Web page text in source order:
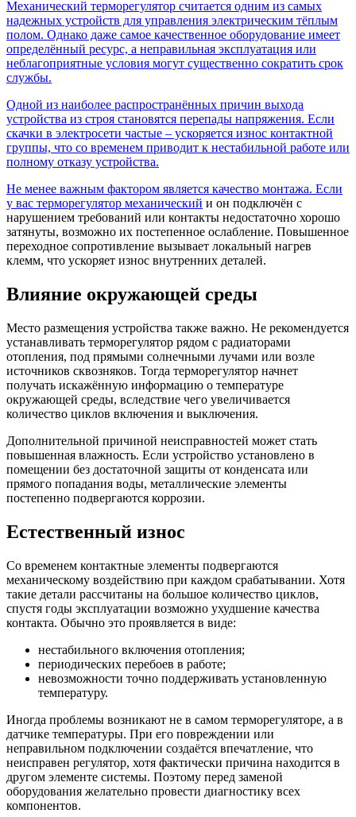
Механический терморегулятор считается одним из самых
надежных устройств для управления электрическим тёплым
полом. Однако даже самое качественное оборудование имеет
определённый ресурс, а неправильная эксплуатация или
неблагоприятные условия могут существенно сократить срок
службы.
Одной из наиболее распространённых причин выхода
устройства из строя становятся перепады напряжения. Если
скачки в электросети частые – ускоряется износ контактной
группы, что со временем приводит к нестабильной работе или
полному отказу устройства.
Не менее важным фактором является качество монтажа. Если
у вас терморегулятор механический и он подключён с
нарушением требований или контакты недостаточно хорошо
затянуты, возможно их постепенное ослабление. Повышенное
переходное сопротивление вызывает локальный нагрев
клемм, что ускоряет износ внутренних деталей.
Влияние окружающей среды
Место размещения устройства также важно. Не рекомендуется
устанавливать терморегулятор рядом с радиаторами
отопления, под прямыми солнечными лучами или возле
источников сквозняков. Тогда терморегулятор начнет
получать искажённую информацию о температуре
окружающей среды, вследствие чего увеличивается
количество циклов включения и выключения.
Дополнительной причиной неисправностей может стать
повышенная влажность. Если устройство установлено в
помещении без достаточной защиты от конденсата или
прямого попадания воды, металлические элементы
постепенно подвергаются коррозии.
Естественный износ
Со временем контактные элементы подвергаются
механическому воздействию при каждом срабатывании. Хотя
такие детали рассчитаны на большое количество циклов,
спустя годы эксплуатации возможно ухудшение качества
контакта. Обычно это проявляется в виде:
нестабильного включения отопления;
периодических перебоев в работе;
невозможности точно поддерживать установленную
температуру.
Иногда проблемы возникают не в самом терморегуляторе, а в
датчике температуры. При его повреждении или
неправильном подключении создаётся впечатление, что
неисправен регулятор, хотя фактически причина находится в
другом элементе системы. Поэтому перед заменой
оборудования желательно провести диагностику всех
компонентов.